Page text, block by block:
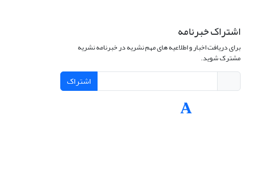
اشتراک خبرنامه
برای دریافت اخبار و اطلاعیه های مهم نشریه در خبرنامه نشریه
مشترک شوید.
اشتراک